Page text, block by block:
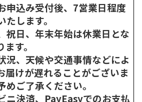
申込み受付後、7営業日程度
たします。
祝日、年末年始は休業日とな
す。
況、天候や交通事情などによ
届けが遅れることがございま
めご了承ください。
ニ決済、PayEasyでのお支払